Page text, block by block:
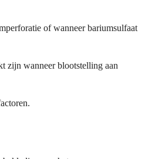
of wanneer bariumsulfaat
zijn wanneer blootstelling aan